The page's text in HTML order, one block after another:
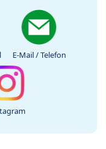
E-Mail / Telefon